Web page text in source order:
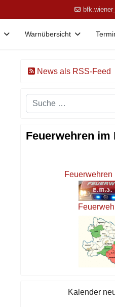
Warnübersicht
News als RSS-Feed
Suchen
Feuerwehren im
Feuerwehren
Kalender